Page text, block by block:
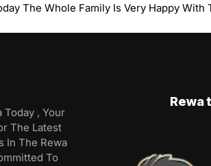
The Whole Family Is Very Happy
Today , Your
The Latest
In The Rewa
To
Rewa